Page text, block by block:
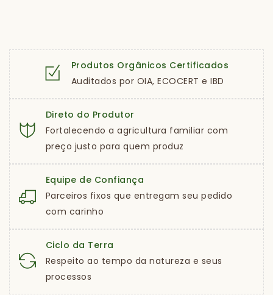
Produtos Orgânicos Certificados
Auditados por OIA, ECOCERT e IBD
Direto do Produtor
Fortalecendo a agricultura familiar com
preço justo para quem produz
Equipe de Confiança
Parceiros fixos que entregam seu pedido
com carinho
Ciclo da Terra
Respeito ao tempo da natureza e seus
processos